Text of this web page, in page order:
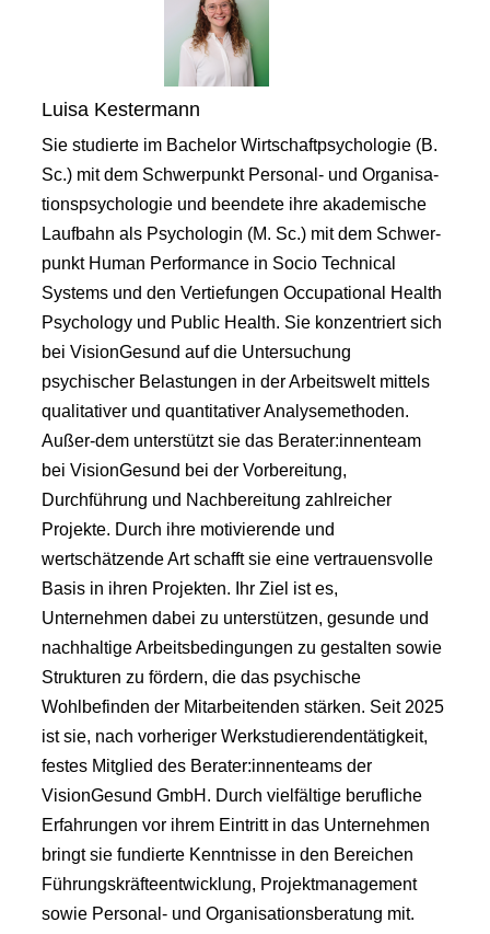
Luisa Kestermann
Sie studierte im Bachelor Wirtschaftpsychologie (B.
Sc.) mit dem Schwerpunkt Personal- und Organisa-
tionspsychologie und beendete ihre akademische
Laufbahn als Psychologin (M. Sc.) mit dem Schwer-
punkt Human Performance in Socio Technical
Systems und den Vertiefungen Occupational Health
Psychology und Public Health. Sie konzentriert sich
bei VisionGesund auf die Untersuchung
psychischer Belastungen in der Arbeitswelt mittels
qualitativer und quantitativer Analysemethoden.
Außer-dem unterstützt sie das Berater:innenteam
bei VisionGesund bei der Vorbereitung,
Durchführung und Nachbereitung zahlreicher
Projekte. Durch ihre motivierende und
wertschätzende Art schafft sie eine vertrauensvolle
Basis in ihren Projekten. Ihr Ziel ist es,
Unternehmen dabei zu unterstützen, gesunde und
nachhaltige Arbeitsbedingungen zu gestalten sowie
Strukturen zu fördern, die das psychische
Wohlbefinden der Mitarbeitenden stärken. Seit 2025
ist sie, nach vorheriger Werkstudierendentätigkeit,
festes Mitglied des Berater:innenteams der
VisionGesund GmbH. Durch vielfältige berufliche
Erfahrungen vor ihrem Eintritt in das Unternehmen
bringt sie fundierte Kenntnisse in den Bereichen
Führungskräfteentwicklung, Projektmanagement
sowie Personal- und Organisationsberatung mit.